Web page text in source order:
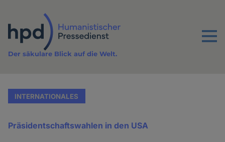
Inhalt
Menu
Der säkulare Blick auf die Welt.
INTERNATIONALES
Präsidentschaftswahlen in den USA